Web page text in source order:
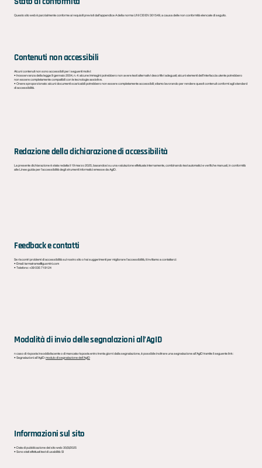
Questo sito web è parzialmente conforme ai requisiti previsti dall’appendice A della norma UNI CEI EN 301549, a causa delle non conformità elencate di seguito.
Contenuti non accessibili
Alcuni contenuti non sono accessibili per i seguenti motivi:
• Inosservanza della legge 9 gennaio 2004, n. 4: alcune immagini potrebbero non avere testi alternativi descrittivi adeguati; alcuni elementi dell’interfaccia utente potrebbero
non essere completamente compatibili con le tecnologie assistive.
• Onere sproporzionato: alcuni documenti scaricabili potrebbero non essere completamente accessibili; stiamo lavorando per rendere questi contenuti conformi agli standard
di accessibilità.
Redazione della dichiarazione di accessibilità
La presente dichiarazione è stata redatta il 19 marzo 2025, basandosi su una valutazione effettuata internamente, combinando test automatici e verifiche manuali, in conformità
alle Linee guida per l’accessibilità degli strumenti informatici emesse da AgID.
Informazioni sul sito
• Data di pubblicazione del sito web: 30/3/2025
• Sono stati effettuati test di usabilità: Sì
Feedback e contatti
Se riscontri problemi di accessibilità sul nostro sito o hai suggerimenti per migliorare l’accessibilità, ti invitiamo a contattarci:
• Email:tarmatrama@gusmini.com
• Telefono: +39 035 719124
Modalità di invio delle segnalazioni all’AgID
n caso di risposta insoddisfacente o di mancata risposta entro trenta giorni dalla segnalazione, è possibile inoltrare una segnalazione all’AgID tramite il seguente link:
• Segnalazioni all’AgID:modulo di segnalazione dell’AgID